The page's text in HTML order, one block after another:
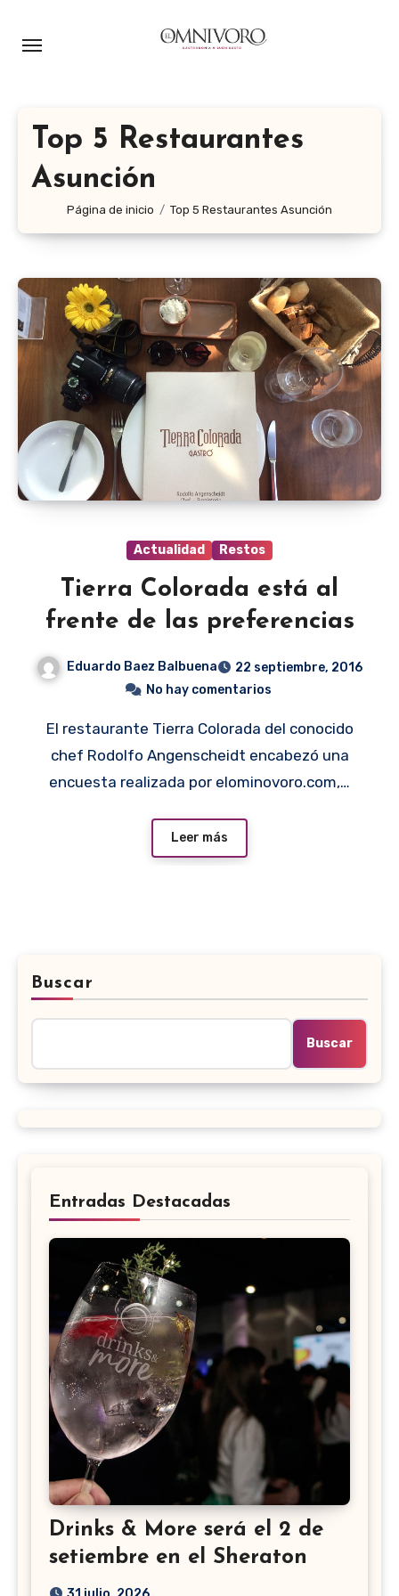
Top 5 Restaurantes
Asunción
Página de inicio Top 5 Restaurantes Asunción
Actualidad Restos
Tierra Colorada está al
frente de las preferencias
Eduardo Baez Balbuena
22 septiembre, 2016
No hay comentarios
El restaurante Tierra Colorada del conocido
chef Rodolfo Angenscheidt encabezó una
encuesta realizada por elominovoro.com,…
Leer más
Buscar
Buscar
Entradas Destacadas
Drinks & More será el 2 de
setiembre en el Sheraton